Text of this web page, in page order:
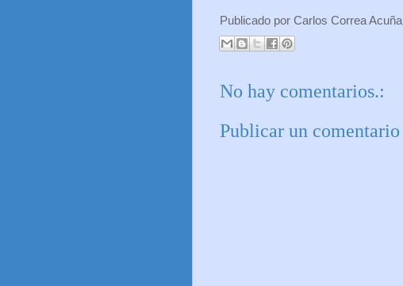
Publicado por Carlos Correa Acuña
No hay comentarios.:
Publicar un comentario